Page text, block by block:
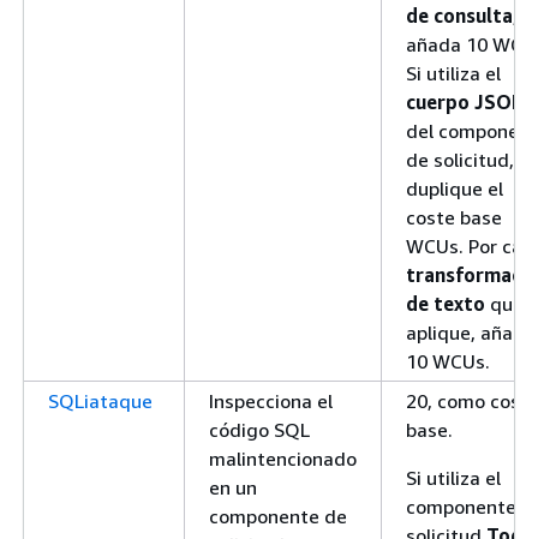
de consulta
añada 10
Si utiliza el
cuerpo JSON
del
de solicitud,
duplique el
coste base
WCUs. Por
de texto que
aplique, añada
10 WCUs.
SQLiataque
Inspecciona el
código SQL
malintencionado
en un
componente de
20, como coste
base.
Si utiliza el
componente